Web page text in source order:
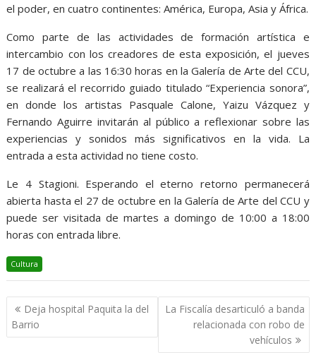
el poder, en cuatro continentes: América, Europa, Asia y África.
Como parte de las actividades de formación artística e
intercambio con los creadores de esta exposición, el jueves
17 de octubre a las 16:30 horas en la Galería de Arte del CCU,
se realizará el recorrido guiado titulado “Experiencia sonora”,
en donde los artistas Pasquale Calone, Yaizu Vázquez y
Fernando Aguirre invitarán al público a reflexionar sobre las
experiencias y sonidos más significativos en la vida. La
entrada a esta actividad no tiene costo.
Le 4 Stagioni. Esperando el eterno retorno permanecerá
abierta hasta el 27 de octubre en la Galería de Arte del CCU y
puede ser visitada de martes a domingo de 10:00 a 18:00
horas con entrada libre.
Cultura
Navegación
de
entradas
Deja hospital Paquita la del
Barrio
La Fiscalía desarticuló a banda
relacionada con robo de
vehículos